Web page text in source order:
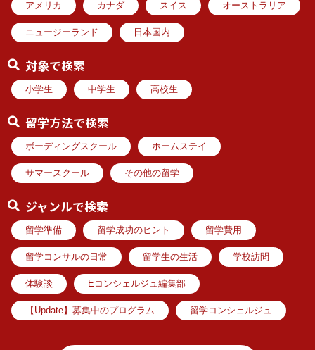
アメリカ カナダ スイス オーストラリア
ニュージーランド 日本国内
対象で検索
小学生 中学生 高校生
留学方法で検索
ボーディングスクール ホームステイ
サマースクール その他の留学
ジャンルで検索
留学準備 留学成功のヒント 留学費用
留学コンサルの日常 留学生の生活 学校訪問
体験談 Eコンシェルジュ編集部
【Update】募集中のプログラム 留学コンシェルジュ